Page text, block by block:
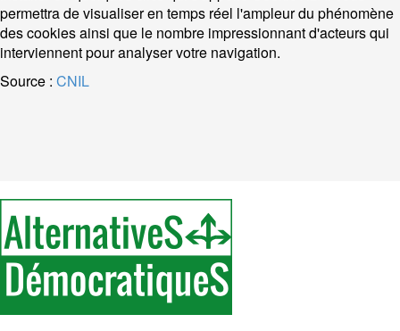
permettra de visualiser en temps réel l'ampleur du phénomène
des cookies ainsi que le nombre impressionnant d'acteurs qui
interviennent pour analyser votre navigation.
Source : CNIL